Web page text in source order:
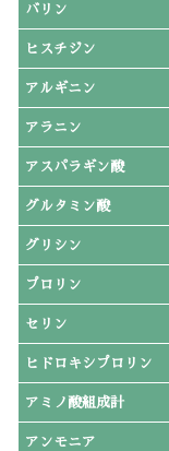
バリン
ヒスチジン
アルギニン
アラニン
アスパラギン酸
グルタミン酸
グリシン
プロリン
セリン
ヒドロキシプロリン
アミノ酸組成計
アンモニア